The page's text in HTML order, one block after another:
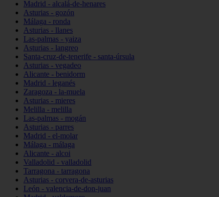
Madrid - alcalá-de-henares
Asturias - gozón
Málaga - ronda
Asturias - llanes
Las-palmas - yaiza
Asturias - langreo
Santa-cruz-de-tenerife - santa-úrsula
Asturias - vegadeo
Alicante - benidorm
Madrid - leganés
Zaragoza - la-muela
Asturias - mieres
Melilla - melilla
Las-palmas - mogán
Asturias - parres
Madrid - el-molar
Málaga - málaga
Alicante - alcoi
Valladolid - valladolid
Tarragona - tarragona
Asturias - corvera-de-asturias
León - valencia-de-don-juan